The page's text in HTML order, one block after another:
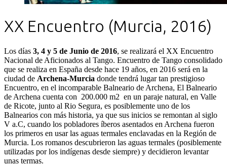
XX Encuentro (Murcia, 2016)
Los días 3, 4 y 5 de Junio de 2016, se realizará el XX Encuentro
Nacional de Aficionados al Tango. Encuentro de Tango consolidado
que se realiza en España desde hace 19 años, en 2016 será en la
ciudad de Archena-Murcia donde tendrá lugar tan prestigioso
Encuentro, en el incomparable Balneario de Archena, El Balneario
de Archena cuenta con 200.000 m2 en un paraje natural, en Valle
de Ricote, junto al Rio Segura, es posiblemente uno de los
Balnearios con más historia, ya que sus inicios se remontan al siglo
V a.C, cuando los pobladores íberos asentados en Archena fueron
los primeros en usar las aguas termales enclavadas en la Región de
Murcia. Los romanos descubrieron las aguas termales (posiblemente
utilizadas por los indígenas desde siempre) y decidieron levantar
unas termas.